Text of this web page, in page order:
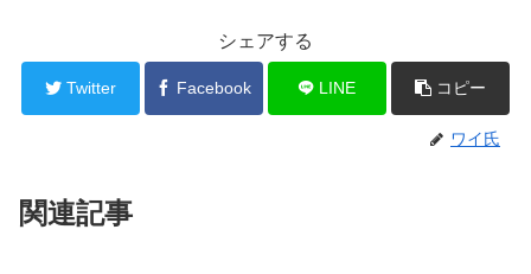
シェアする
Twitter Facebook LINE コピー
ワイ氏
関連記事